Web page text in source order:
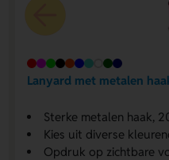
Lanyard met metalen
Sterke metalen haak,
Kies uit diverse
Opdruk op zichtbare